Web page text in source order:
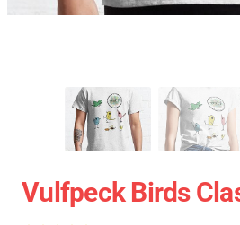
Vulfpeck Birds